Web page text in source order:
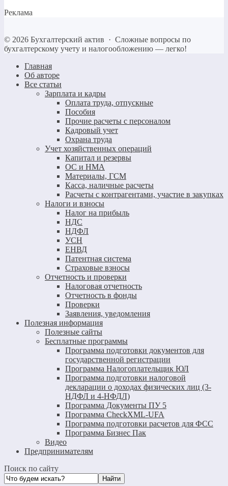
Реклама
© 2026 Бухгалтерский актив · Сложные вопросы по
бухгалтерскому учету и налогообложению — легко!
Главная
Об авторе
Все статьи
Зарплата и кадры
Оплата труда, отпускные
Пособия
Прочие расчеты с персоналом
Кадровый учет
Охрана труда
Учет хозяйственных операций
Капитал и резервы
ОС и НМА
Материалы, ГСМ
Касса, наличные расчеты
Расчеты с контрагентами, участие в закупках
Налоги и взносы
Налог на прибыль
НДС
НДФЛ
УСН
ЕНВД
Патентная система
Страховые взносы
Отчетность и проверки
Налоговая отчетность
Отчетность в фонды
Проверки
Заявления, уведомления
Полезная информация
Полезные сайты
Бесплатные программы
Программа подготовки документов для
государственной регистрации
Программа Налогоплательщик ЮЛ
Программа подготовки налоговой
декларации о доходах физических лиц (3-
НДФЛ и 4-НФДЛ)
Программа Документы ПУ 5
Программа CheckXML-UFA
Программа подготовки расчетов для ФСС
Программа Бизнес Пак
Видео
Предпринимателям
Поиск по сайту